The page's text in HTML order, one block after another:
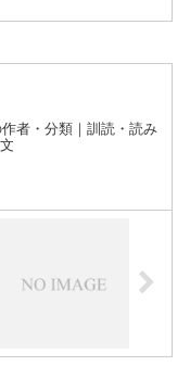
者・分類｜訓読・読み